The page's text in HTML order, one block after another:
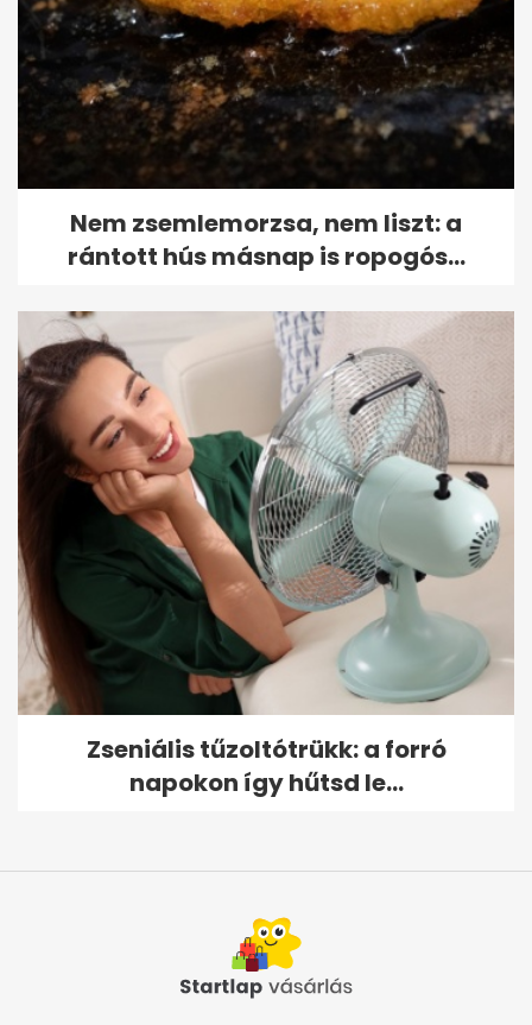
Nem zsemlemorzsa, nem liszt: a
rántott hús másnap is ropogós...
Zseniális tűzoltótrükk: a forró
napokon így hűtsd le...